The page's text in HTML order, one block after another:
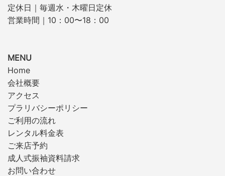
定休日｜毎週水・木曜日定休
営業時間｜10：00〜18：00
MENU
Home
会社概要
アクセス
プラリバシーポリシー
ご利用の流れ
レンタル料金表
ご来店予約
成人式振袖資料請求
お問い合わせ